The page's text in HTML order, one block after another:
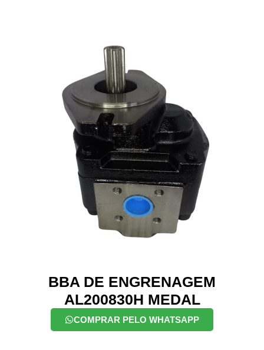
BBA DE ENGRENAGEM
AL200830H MEDAL
COMPRAR PELO WHATSAPP